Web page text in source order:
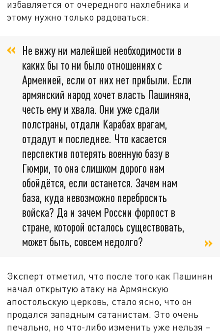
избавляется от очередного нахлебника и
этому нужно только радоваться:
Не вижу ни малейшей необходимости в
каких бы то ни было отношениях с
Арменией, если от них нет прибыли. Если
армянский народ хочет власть Пашиняна,
честь ему и хвала. Они уже сдали
полстраны, отдали Карабах врагам,
отдадут и последнее. Что касается
перспектив потерять военную базу в
Гюмри, то она слишком дорого нам
обойдётся, если останется. Зачем нам
база, куда невозможно перебросить
войска? Да и зачем России форпост в
стране, которой осталось существовать,
может быть, совсем недолго?
Эксперт отметил, что после того как Пашинян
начал открытую атаку на Армянскую
апостольскую церковь, стало ясно, что он
продался западным сатанистам. Это очень
печально, но что-либо изменить уже нельзя –